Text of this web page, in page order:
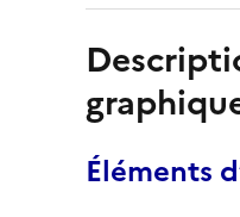
Éléments